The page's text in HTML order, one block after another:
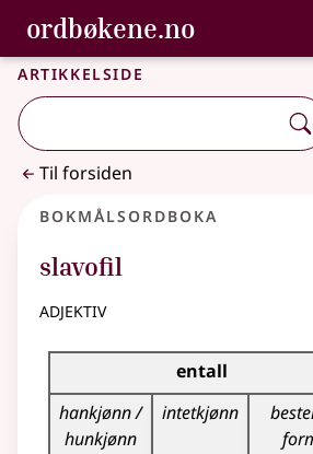
Gå til hovedinnhold
Tilgjengelighet
ordbøkene.no,
Bokmålsordboka og Nynorskordboka
Artikkelside
Til forsiden
Bokmålsordboka
slavofil
adjektiv
Bøyingstabell for dette adjektivet
entall
hankjønn /
hunkjønn
intetkjønn